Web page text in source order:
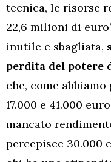
tecnica, le risorse
22,6 milioni di
inutile e sbagliata,
perdita del potere
che, come
17.000 e 41.000
mancato
percepisce 30.000